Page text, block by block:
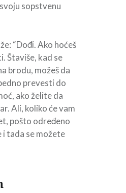
sopstvenu
“Dođi. Ako hoćeš
Štaviše, kad se
brodu, možeš da
prevesti do
ako želite da
Ali, koliko će vam
pošto određeno
tada se možete